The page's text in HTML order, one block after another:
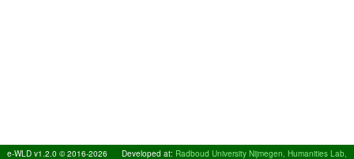
e-WLD v1.2.0 © 2016-2026 Developed at: Radboud University Nijmegen, Humanities Lab,